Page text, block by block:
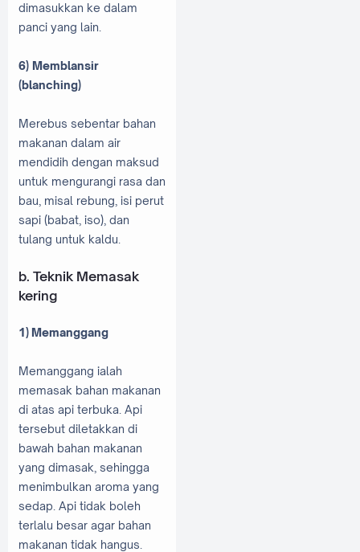
dimasukkan ke dalam
panci yang lain.
6) Memblansir
(blanching)
Merebus sebentar bahan
makanan dalam air
mendidih dengan maksud
untuk mengurangi rasa dan
bau, misal rebung, isi perut
sapi (babat, iso), dan
tulang untuk kaldu.
b. Teknik Memasak
kering
1) Memanggang
Memanggang ialah
memasak bahan makanan
di atas api terbuka. Api
tersebut diletakkan di
bawah bahan makanan
yang dimasak, sehingga
menimbulkan aroma yang
sedap. Api tidak boleh
terlalu besar agar bahan
makanan tidak hangus.